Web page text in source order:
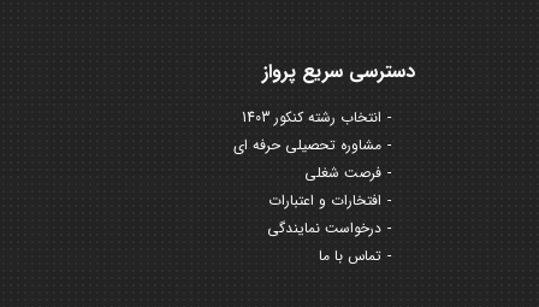
دسترسی سریع پرواز
انتخاب رشته کنکور 1403
مشاوره تحصیلی حرفه ای
فرصت شغلی
افتخارات و اعتبارات
درخواست نمایندگی
تماس با ما